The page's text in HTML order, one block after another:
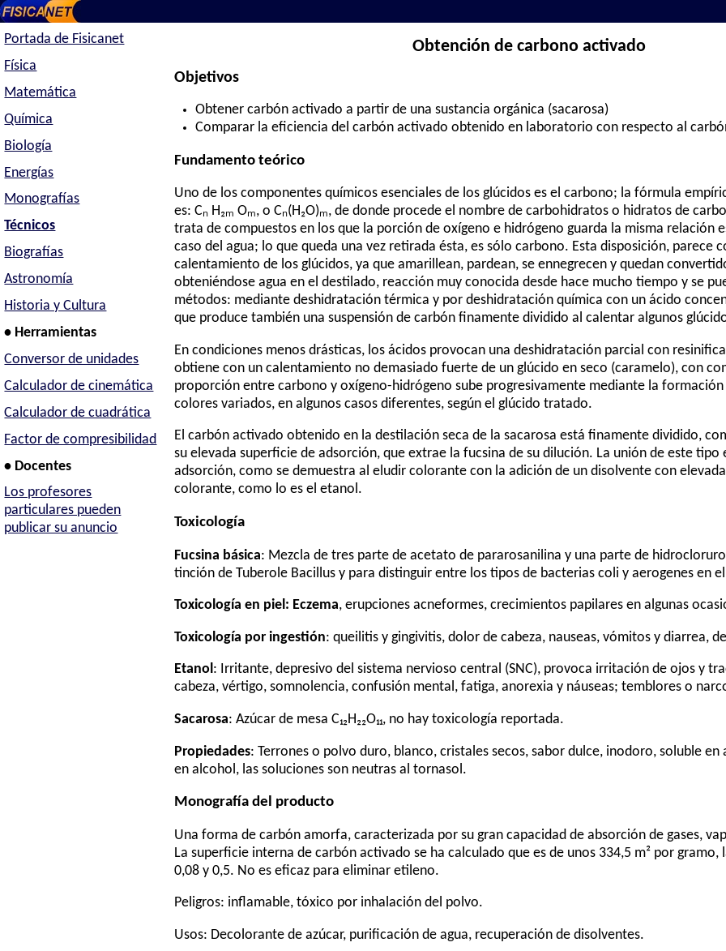
Portada de Fisicanet
Física
Matemática
Química
Biología
Energías
Monografías
Técnicos
Biografías
Astronomía
Historia y Cultura
• Herramientas
Conversor de unidades
Calculador de cinemática
Calculador de cuadrática
Factor de compresibilidad
• Docentes
Los profesores
particulares pueden
publicar su anuncio
Obtención de carbono activado
Objetivos
Obtener carbón activado a partir de una sustancia orgánica (sacarosa)
Comparar la eficiencia del carbón activado obtenido en laboratorio con respecto al
Fundamento teórico
Uno de los componentes químicos esenciales de los glúcidos es el carbono; la fórmula
es: Cₙ H₂ₘ Oₘ, o Cₙ(H₂O)ₘ, de donde procede el nombre de carbohidratos o hidratos de
trata de compuestos en los que la porción de oxígeno e hidrógeno guarda la misma relación
caso del agua; lo que queda una vez retirada ésta, es sólo carbono. Esta disposición, parece
calentamiento de los glúcidos, ya que amarillean, pardean, se ennegrecen y quedan
obteniéndose agua en el destilado, reacción muy conocida desde hace mucho tiempo y se
métodos: mediante deshidratación térmica y por deshidratación química con un ácido
que produce también una suspensión de carbón finamente dividido al calentar algunos
En condiciones menos drásticas, los ácidos provocan una deshidratación parcial con
obtiene con un calentamiento no demasiado fuerte de un glúcido en seco (caramelo), con
proporción entre carbono y oxígeno-hidrógeno sube progresivamente mediante la formación
colores variados, en algunos casos diferentes, según el glúcido tratado.
El carbón activado obtenido en la destilación seca de la sacarosa está finamente dividido,
su elevada superficie de adsorción, que extrae la fucsina de su dilución. La unión de este tipo
adsorción, como se demuestra al eludir colorante con la adición de un disolvente con
colorante, como lo es el etanol.
Toxicología
Fucsina básica: Mezcla de tres parte de acetato de pararosanilina y una parte de
tinción de Tuberole Bacillus y para distinguir entre los tipos de bacterias coli y aerogenes en
Toxicología en piel: Eczema, erupciones acneformes, crecimientos papilares en algunas
Toxicología por ingestión: queilitis y gingivitis, dolor de cabeza, nauseas, vómitos y diarrea,
Etanol : Irritante, depresivo del sistema nervioso central (SNC), provoca irritación de ojos y
cabeza, vértigo, somnolencia, confusión mental, fatiga, anorexia y náuseas; temblores o
Sacarosa: Azúcar de mesa C₁₂H₂₂O₁₁, no hay toxicología reportada.
Propiedades: Terrones o polvo duro, blanco, cristales secos, sabor dulce, inodoro, soluble en
en alcohol, las soluciones son neutras al tornasol.
Monografía del producto
Una forma de carbón amorfa, caracterizada por su gran capacidad de absorción de gases,
La superficie interna de carbón activado se ha calculado que es de unos 334,5 m² por gramo,
0,08 y 0,5. No es eficaz para eliminar etileno.
Peligros: inflamable, tóxico por inhalación del polvo.
Usos: Decolorante de azúcar, purificación de agua, recuperación de disolventes.